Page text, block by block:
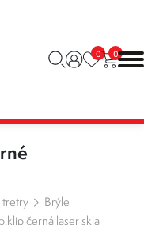
0 0
tretry
Brýle
laser skla